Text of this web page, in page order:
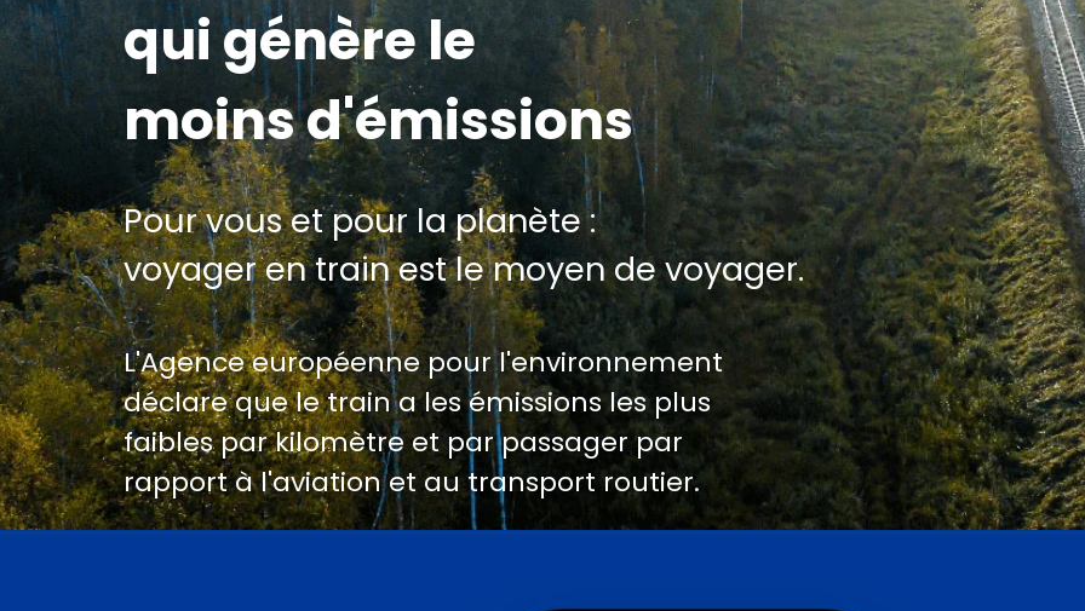
qui génère le
moins d'émissions
Pour vous et pour la planète :
voyager en train est le moyen de voyager.
L'Agence européenne pour l'environnement
déclare que le train a les émissions les plus
faibles par kilomètre et par passager par
rapport à l'aviation et au transport routier.